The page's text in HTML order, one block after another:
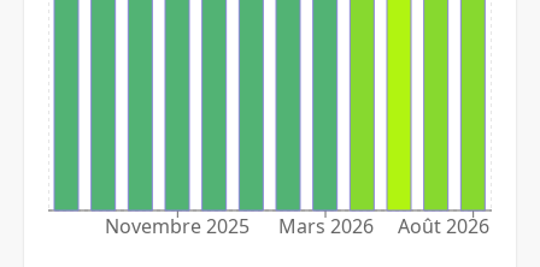
Novembre 2025 Mars 2026 Août 2026